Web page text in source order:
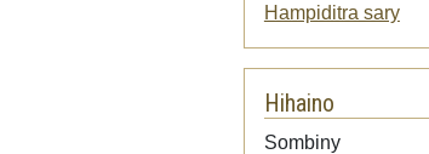
Hampiditra sary
Hihaino
SombinyAudio